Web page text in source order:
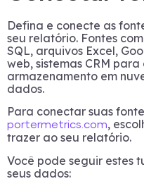
Defina e conecte as
seu relatório. Fontes
SQL, arquivos Excel,
web, sistemas CRM
armazenamento em
dados.
Para conectar suas
portermetrics.com,
trazer ao seu relatório.
Você pode seguir estes
seus dados: